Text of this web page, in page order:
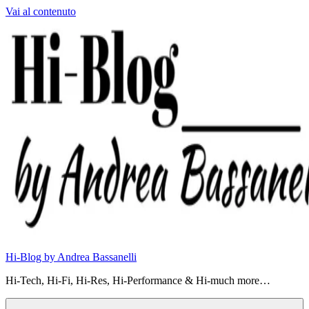
Vai al contenuto
Hi-Blog by Andrea Bassanelli
Hi-Tech, Hi-Fi, Hi-Res, Hi-Performance & Hi-much more…